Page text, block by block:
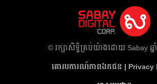
​© រក្សា​សិទ្ធិ​គ្រប់​យ៉ាង​ដោយ​ Sabay ឆ្
គោលការណ៍​ភាព​ឯកជន | Privacy